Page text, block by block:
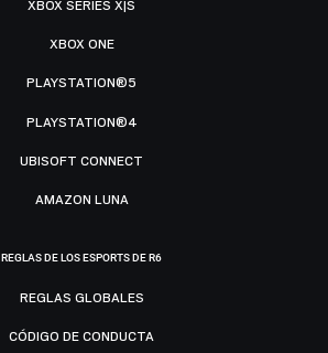
XBOX SERIES X|S
XBOX ONE
PLAYSTATION®5
PLAYSTATION®4
UBISOFT CONNECT
AMAZON LUNA
REGLAS DE LOS ESPORTS DE R6
REGLAS GLOBALES
CÓDIGO DE CONDUCTA